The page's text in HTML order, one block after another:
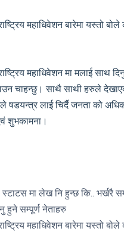
महाधिवेशन बारेमा यस्तो बोले
महाधिवेशन मा मलाई साथ
चाहन्छु। साथै साथी हरुले
लाई चिर्दै जनता को
शुभकामना।
मा लेख नि हुन्छ कि.. भर्खरै
हुने सम्पूर्ण नेताहरु
महाधिवेशन बारेमा यस्तो बोले